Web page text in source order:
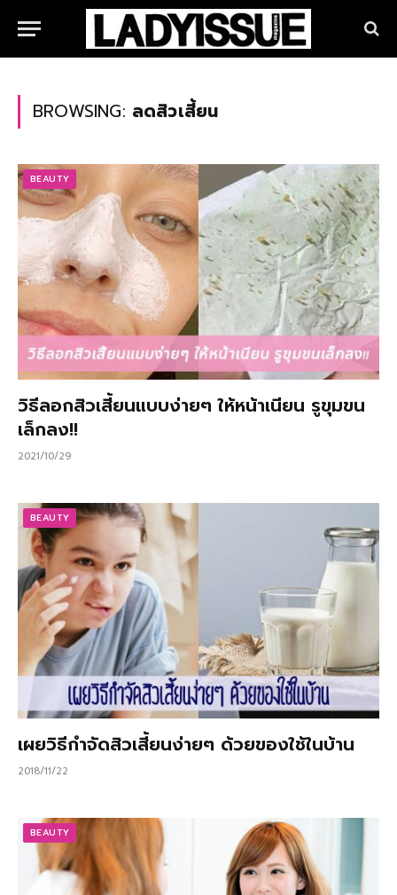
BROWSING: ลดสิวเสี้ยน
BEAUTY
วิธีลอกสิวเสี้ยนแบบง่ายๆ ให้หน้าเนียน รูขุมขน
เล็กลง!!
2021/10/29
BEAUTY
เผยวิธีกำจัดสิวเสี้ยนง่ายๆ ด้วยของใช้ในบ้าน
2018/11/22
BEAUTY